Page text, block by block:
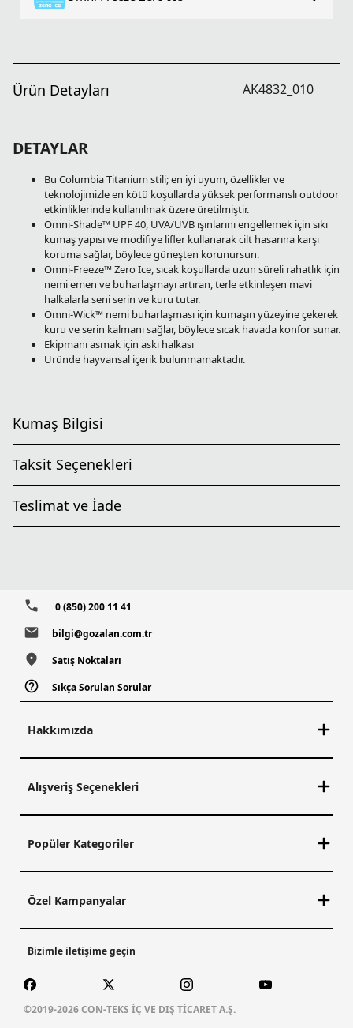
Ürün Detayları AK4832_010
DETAYLAR
Bu Columbia Titanium stili; en iyi uyum, özellikler ve
teknolojimizle en kötü koşullarda yüksek performanslı outdoor
etkinliklerinde kullanılmak üzere üretilmiştir.
Omni-Shade™ UPF 40, UVA/UVB ışınlarını engellemek için sıkı
kumaş yapısı ve modifiye lifler kullanarak cilt hasarına karşı
koruma sağlar, böylece güneşten korunursun.
Omni-Freeze™ Zero Ice, sıcak koşullarda uzun süreli rahatlık için
nemi emen ve buharlaşmayı artıran, terle etkinleşen mavi
halkalarla seni serin ve kuru tutar.
Omni-Wick™ nemi buharlaşması için kumaşın yüzeyine çekerek
kuru ve serin kalmanı sağlar, böylece sıcak havada konfor sunar.
Ekipmanı asmak için askı halkası
Üründe hayvansal içerik bulunmamaktadır.
Kumaş Bilgisi
Taksit Seçenekleri
Teslimat ve İade
0 (850) 200 11 41
bilgi@gozalan.com.tr
Satış Noktaları
Sıkça Sorulan Sorular
Hakkımızda
Alışveriş Seçenekleri
Popüler Kategoriler
Özel Kampanyalar
Bizimle iletişime geçin
©2019-2026 CON-TEKS İÇ VE DIŞ TİCARET A.Ş.